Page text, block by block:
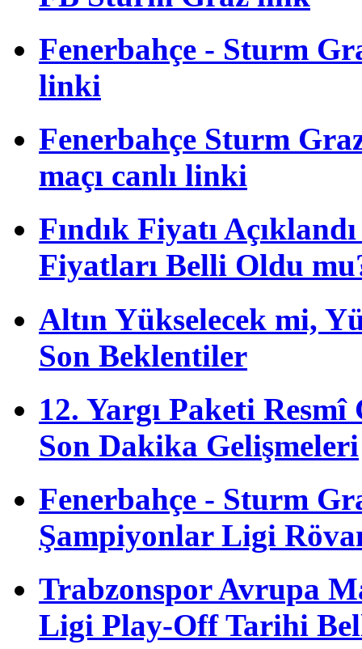
Fenerbahçe - Sturm
linki
Fenerbahçe Sturm
maçı canlı linki
Fındık Fiyatı
Fiyatları Belli Oldu
Altın Yükselecek mi,
Son Beklentiler
12. Yargı Paketi Resmî
Son Dakika Gelişmeleri
Fenerbahçe - Sturm
Şampiyonlar Ligi
Trabzonspor Avrupa
Ligi Play-Off Tarihi